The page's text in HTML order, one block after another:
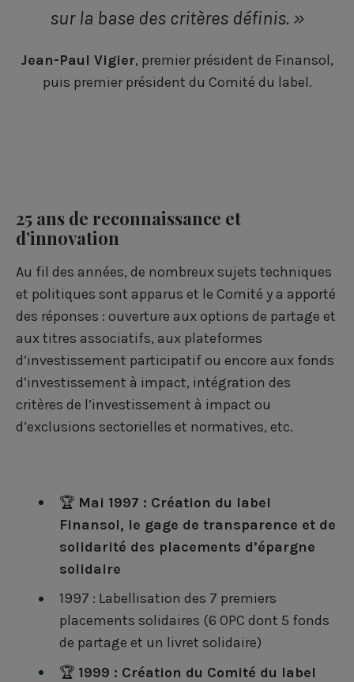
sur la base des critères définis. »
Jean-Paul Vigier, premier président de Finansol,
puis premier président du Comité du label.
25 ans de reconnaissance et
d’innovation
Au fil des années, de nombreux sujets techniques
et politiques sont apparus et le Comité y a apporté
des réponses : ouverture aux options de partage et
aux titres associatifs, aux plateformes
d’investissement participatif ou encore aux fonds
d’investissement à impact, intégration des
critères de l’investissement à impact ou
d’exclusions sectorielles et normatives, etc.
🏆 Mai 1997 : Création du label
Finansol, le gage de transparence et de
solidarité des placements d’épargne
solidaire
1997 : Labellisation des 7 premiers
placements solidaires (6 OPC dont 5 fonds
de partage et un livret solidaire)
🏆 1999 : Création du Comité du label